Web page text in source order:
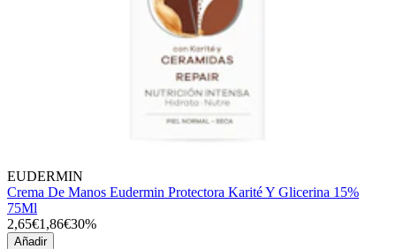
EUDERMIN
Crema De Manos Eudermin Protectora Karité Y Glicerina 15%
75Ml
2,65€1,86€30%
Añadir